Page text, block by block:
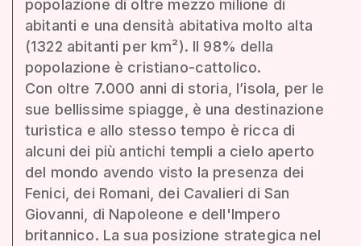
popolazione di oltre mezzo milione di
abitanti e una densità abitativa molto alta
(1322 abitanti per km²). Il 98% della
popolazione è cristiano-cattolico.
Con oltre 7.000 anni di storia, l’isola, per le
sue bellissime spiagge, è una destinazione
turistica e allo stesso tempo è ricca di
alcuni dei più antichi templi a cielo aperto
del mondo avendo visto la presenza dei
Fenici, dei Romani, dei Cavalieri di San
Giovanni, di Napoleone e dell'Impero
britannico. La sua posizione strategica nel